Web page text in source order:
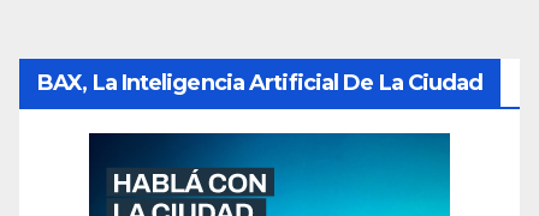
BAX, La Inteligencia Artificial De La Ciudad